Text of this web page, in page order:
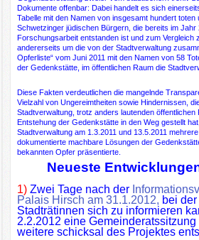
Dokumente offenbar: Dabei handelt es sich
Tabelle mit den Namen von insgesamt hundert toten
Schwetzinger jüdischen Bürgern, die bereits im Jahr
Forschungsarbeit entstanden ist und zum Vergleich
andererseits um die von der Stadtverwaltung
Opferliste“ vom Juni 2011 mit den Namen von 58
der Gedenkstätte, im öffentlichen Raum die
Diese Fakten verdeutlichen die mangelnde
Vielzahl von Ungereimtheiten sowie Hindernissen,
Stadtverwaltung, trotz anders lautenden öffentlichen
Entstehung der Gedenkstätte in den Weg gestellt
Stadtverwaltung am 1.3.2011 und 13.5.2011
dokumentierte machbare Lösungen der
bekannten Opfer präsentierte.
Neueste
1) Zwei Tage nach der
Palais Hirsch am 31.1.2012, bei
Stadträtinnen sich zu informieren
2.2.2012 eine
weitere schicksal des Projektes